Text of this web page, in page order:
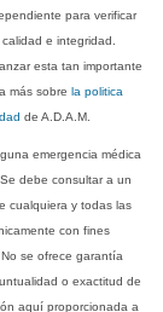
para verificar
e integridad.
esta tan importante
más sobrela politica
de A.D.A.M.
emergencia médica
debe consultar a un
cualquiera y todas las
con fines
se ofrece garantía
o exactitud de
aquí proporcionada a